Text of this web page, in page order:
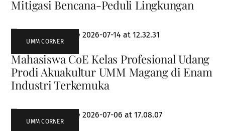
Mitigasi Bencana-Peduli Lingkungan
UMM CORNER
Mahasiswa CoE Kelas Profesional Udang
Prodi Akuakultur UMM Magang di Enam
Industri Terkemuka
UMM CORNER